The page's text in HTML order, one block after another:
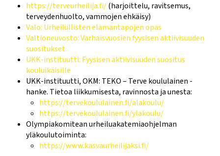
https://terveurheilija.fi/(harjoittelu, ravitsemus,
terveydenhuolto, vammojen ehkäisy)
Valo: Urheilullisten elämäntapojen opas
Valtioneuvosto: Varhaisvuosien fyysisen aktiivisuuden
suositukset
UKK-instituutti: Fyysisen aktiivisuuden suositus
kouluikäisille
UKK-instituutti, OKM: TEKO – Terve koululainen -
hanke. Tietoa liikkumisesta, ravinnosta ja unesta:
https://tervekoululainen.fi/alakoulu/
https://tervekoululainen.fi/ylakoulu/
Olympiakomitean urheiluakatemiaohjelman
yläkoulutoiminta:
https://www.kasvaurheilijaksi.fi/